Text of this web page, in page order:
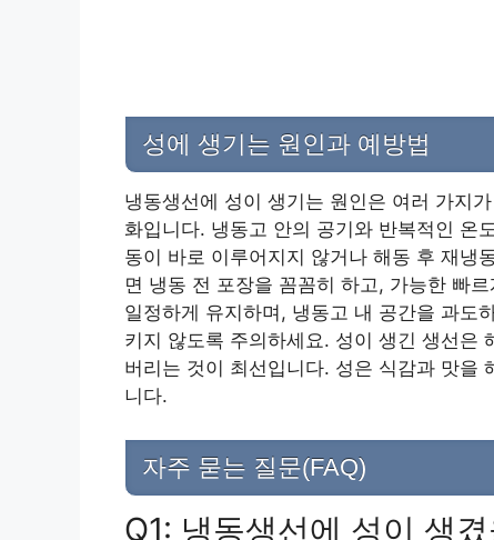
성에 생기는 원인과 예방법
냉동생선에 성이 생기는 원인은 여러 가지
화입니다. 냉동고 안의 공기와 반복적인 온
동이 바로 이루어지지 않거나 해동 후 재냉
면 냉동 전 포장을 꼼꼼히 하고, 가능한 빠
일정하게 유지하며, 냉동고 내 공간을 과도
키지 않도록 주의하세요. 성이 생긴 생선은
버리는 것이 최선입니다. 성은 식감과 맛을
니다.
자주 묻는 질문(FAQ)
Q1: 냉동생선에 성이 생